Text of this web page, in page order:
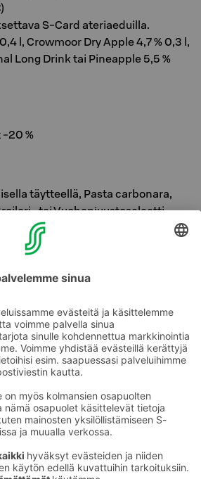
S-Card ateriaeduilla.
l, Crowmoor Dry Apple 4,7 % 0,3 l,
Long Drink tai Pineapple 5,5 %
-20 %
täytteellä, Pasta carbonara,
tai Vuohenjuustosalaatti
12 €
suunnittelema
S-Card-edut.
›
Sokos Hotels uutiskirje
Tilaa uutiskirje
Saat Sokos Hotellien uusimmat
edut ja uutiset sähköpostiisi